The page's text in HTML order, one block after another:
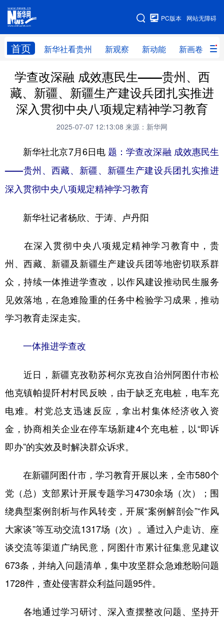
网站无障碍
PC版本
首页 新华社看贵州 新观察 新动能 新画卷
网站地图
新华社看贵州 新观察 新动能 新画卷
贵州要闻 贵州领导 人事 廉政
专题 访谈 直播 视频
光影贵州 部门之窗 县区直达 企业速递
黔南 黔西南
地方频道
北京 天津 河北 山西
辽宁 吉林 上海 江苏
浙江
山东 河南
广东 广西 海南 重庆
四川 贵州 云南 西藏
陕西 甘肃 青海 宁夏
新疆 内蒙古 黑龙江
多语种频道
English Español Français عربى
Русский язык 日本語 한국어
Deutsch Português
学查改深融 成效惠民生——贵州、西
藏、新疆、新疆生产建设兵团扎实推进
深入贯彻中央八项规定精神学习教育
2025-07-07 12:13:08 来源：新华网
新华社北京7月6日电 题：学查改深融 成效惠民生
——贵州、西藏、新疆、新疆生产建设兵团扎实推进
深入贯彻中央八项规定精神学习教育
新华社记者杨欣、于涛、卢丹阳
在深入贯彻中央八项规定精神学习教育中，贵
州、西藏、新疆及新疆生产建设兵团等地密切联系群
众，持续一体推进学查改，以作风建设推动民生服务
见效落地，在急难险重的任务中检验学习成果，推动
学习教育走深走实。
一体推进学查改
近日，新疆克孜勒苏柯尔克孜自治州阿图什市松
他克镇帕提阡村村民反映，由于缺乏充电桩，电车充
电难。村党总支迅速反应，拿出村集体经济收入资
金，协商相关企业在停车场新建4个充电桩，以“即诉
即办”的实效及时解决群众诉求。
在新疆阿图什市，学习教育开展以来，全市580个
党（总）支部累计开展专题学习4730余场（次）；围
绕典型案例剖析与作风转变，开展“案例解剖会”“作风
大家谈”等互动交流1317场（次）。通过入户走访、座
谈交流等渠道广纳民意，阿图什市累计征集意见建议
673条，并纳入问题清单，集中攻坚群众急难愁盼问题
1728件，查处侵害群众利益问题95件。
各地通过学习研讨、深入查摆整改问题、坚持开